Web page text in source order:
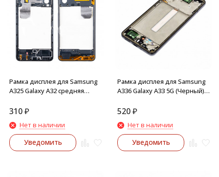
Рамка дисплея для Samsung
A325 Galaxy A32 средняя
310₽
Нет в наличии
Уведомить
Рамка дисплея для Samsung
A336 Galaxy A33 5G (Черный)
520₽
Нет в наличии
Уведомить